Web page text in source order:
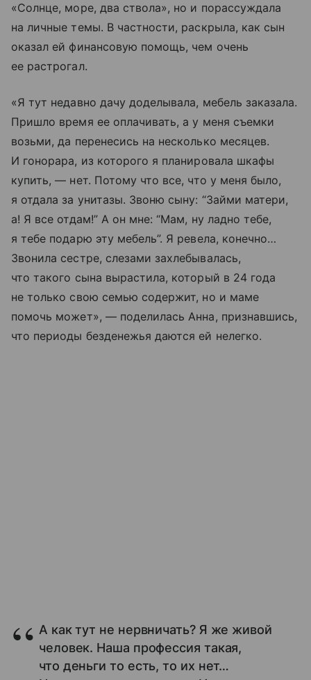
«Солнце, море, два ствола», но и порассуждала
на личные темы. В частности, раскрыла, как сын
оказал ей финансовую помощь, чем очень
ее растрогал.
«Я тут недавно дачу доделывала, мебель заказала.
Пришло время ее оплачивать, а у меня съемки
возьми, да перенесись на несколько месяцев.
И гонорара, из которого я планировала шкафы
купить, — нет. Потому что все, что у меня было,
я отдала за унитазы. Звоню сыну: “Займи матери,
а! Я все отдам!” А он мне: “Мам, ну ладно тебе,
я тебе подарю эту мебель”. Я ревела, конечно…
Звонила сестре, слезами захлебывалась,
что такого сына вырастила, который в 24 года
не только свою семью содержит, но и маме
помочь может», — поделилась Анна, признавшись,
что периоды безденежья даются ей нелегко.
А как тут не нервничать? Я же живой
человек. Наша профессия такая,
что деньги то есть, то их нет…